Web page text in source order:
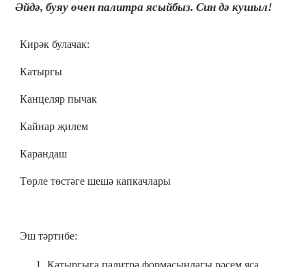
Әйдә, буяу өчен палитра ясыйбыз. Син дә кушыл!
Кирәк булачак:
Катыргы
Канцеляр пычак
Кайнар җилем
Карандаш
Төрле төстәге шешә капкачлары
Эш тәртибе: